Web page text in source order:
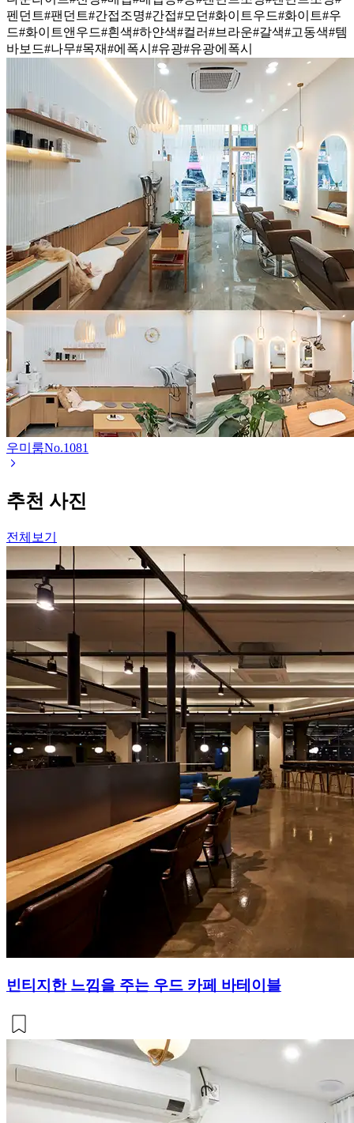
펜던트#팬던트#간접조명#간접#모던#화이트우드#화이트#우
드#화이트앤우드#흰색#하얀색#컬러#브라운#갈색#고동색#템
바보드#나무#목재#에폭시 #유광#유광에폭시
우미룸No.1081
추천 사진
전체보기
빈티지한 느낌을 주는 우드 카페 바테이블